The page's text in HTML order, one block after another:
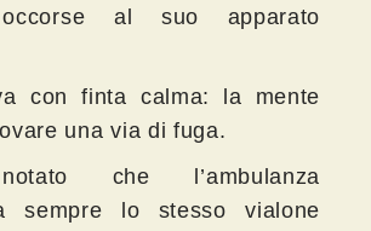
al suo apparato
con finta calma: la mente
una via di fuga.
che l’ambulanza
sempre lo stesso vialone